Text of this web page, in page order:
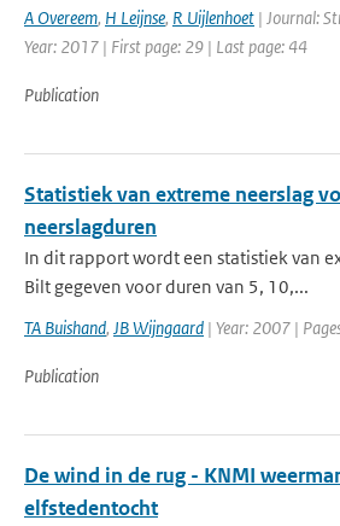
A Overeem, H Leijnse, R Uijlenhoet | Journal:
Year: 2017 | First page: 29 | Last page: 44
Publication
Statistiek van extreme neerslag
neerslagduren
In dit rapport wordt een statistiek van
Bilt gegeven voor duren van 5, 10,...
TA Buishand, JB Wijngaard | Year: 2007 |
Publication
De wind in de rug - KNMI
elfstedentocht